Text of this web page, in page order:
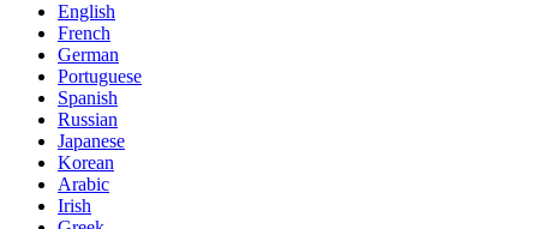
English
French
German
Portuguese
Spanish
Russian
Japanese
Korean
Arabic
Irish